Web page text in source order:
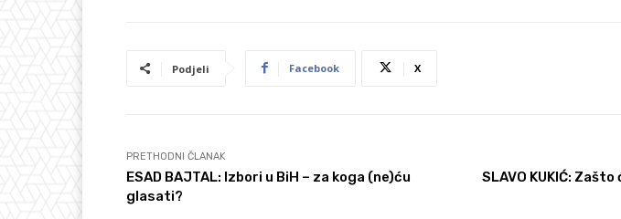
Podjeli Facebook X
PRETHODNI ČLANAK
ESAD BAJTAL: Izbori u BiH – za koga (ne)ću
glasati?
SLAVO KUKIĆ: